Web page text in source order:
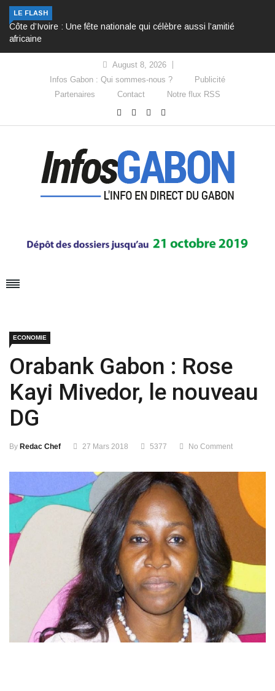
LE FLASH
Côte d’Ivoire : Une fête nationale qui célèbre aussi l’amitié
africaine
August 8, 2026
Infos Gabon : Qui sommes-nous ?
Publicité
Partenaires
Contact Notre flux RSS
ECONOMIE
Orabank Gabon : Rose
Kayi Mivedor, le nouveau
DG
By Redac Chef 27 Mars 2018 5377 No Comment